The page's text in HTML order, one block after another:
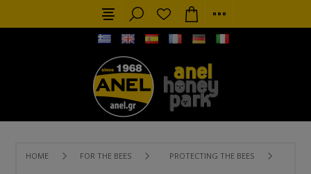
HOME FOR THE BEES PROTECTING THE BEES